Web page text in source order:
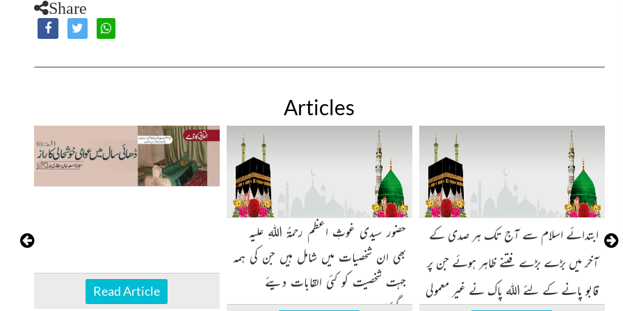
Share
Articles
Read Article
حضور سیدی غوثِ اعظم رحمۃُ اللہِ علیہ
بھی ان شخصیات میں شامل ہیں جن کی ہمہ
جہت شخصیت کو کئی القابات دیئے
ابتدائے اسلام سے آج تک ہر صدی کے
آخر میں بڑے بڑے فتنے ظاہر ہوئے جن پر
قابو پانے کے لئے اللہ پاک نے غیر معمولی